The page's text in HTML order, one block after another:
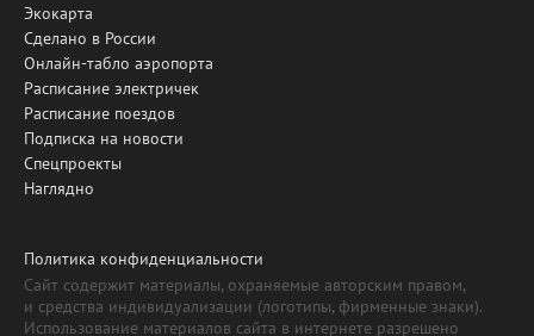
Экокарта
Сделано в России
Онлайн-табло аэропорта
Расписание электричек
Расписание поездов
Подписка на новости
Спецпроекты
Наглядно
Политика конфиденциальности
Сайт содержит материалы, охраняемые авторским правом,
и средства индивидуализации (логотипы, фирменные знаки).
Использование материалов сайта в интернете разрешено